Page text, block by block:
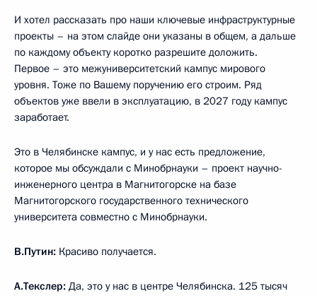
И хотел рассказать про наши ключевые инфраструктурные
проекты – на этом слайде они указаны в общем, а дальше
по каждому объекту коротко разрешите доложить.
Первое – это межуниверситетский кампус мирового
уровня. Тоже по Вашему поручению его строим. Ряд
объектов уже ввели в эксплуатацию, в 2027 году кампус
заработает.
Это в Челябинске кампус, и у нас есть предложение,
которое мы обсуждали с Минобрнауки – проект научно-
инженерного центра в Магнитогорске на базе
Магнитогорского государственного технического
университета совместно с Минобрнауки.
В.Путин: Красиво получается.
А.Текслер: Да, это у нас в центре Челябинска. 125 тысяч